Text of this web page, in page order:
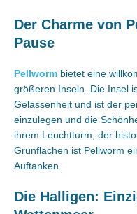
Der Charme von
Pause
Pellworm bietet eine
größeren Inseln. Die Insel
Gelassenheit und ist der
einzulegen und die
ihrem Leuchtturm, der
Grünflächen ist Pellworm
Auftanken.
Die Halligen: